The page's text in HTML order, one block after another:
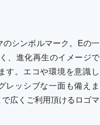
シンボルマーク。Eの一
、進化再生のイメージで
す。エコや環境を意識し
レッシブな一面も備えま
広くご利用頂けるロゴマ